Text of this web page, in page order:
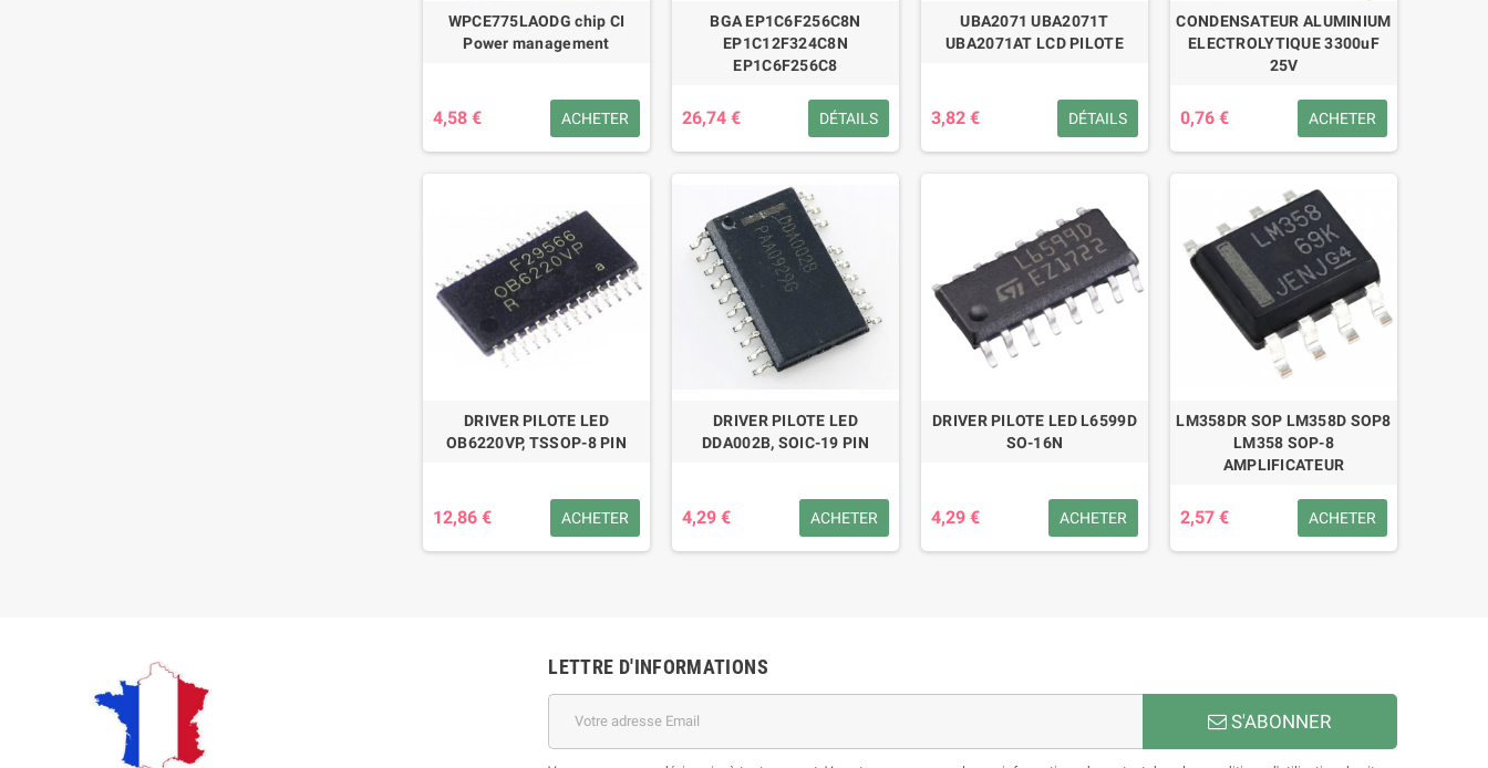
WPCE775LAODG chip CI
Power management
4,58 € ACHETER
BGA EP1C6F256C8N
EP1C12F324C8N
EP1C6F256C8
26,74 € DÉTAILS
UBA2071 UBA2071T
UBA2071AT LCD PILOTE
3,82 € DÉTAILS
CONDENSATEUR ALUMINIUM
ELECTROLYTIQUE 3300uF
25V
0,76 € ACHETER
DRIVER PILOTE LED
OB6220VP, TSSOP-8 PIN
12,86 € ACHETER
DRIVER PILOTE LED
DDA002B, SOIC-19 PIN
4,29 € ACHETER
DRIVER PILOTE LED L6599D
SO-16N
4,29 € ACHETER
LM358DR SOP LM358D SOP8
LM358 SOP-8
AMPLIFICATEUR
2,57 € ACHETER
LETTRE D'INFORMATIONS
S'ABONNER